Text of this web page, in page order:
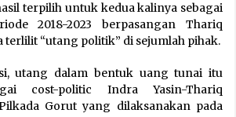
terpilih untuk kedua kalinya sebagai
2018-2023 berpasangan Thariq
“utang politik” di sejumlah pihak.
utang dalam bentuk uang tunai itu
cost-politic Indra Yasin-Thariq
Gorut yang dilaksanakan pada